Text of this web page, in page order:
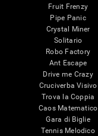
Fruit Frenzy
Pipe Panic
Crystal Miner
Solitario
Robo Factory
Ant Escape
Drive me Crazy
Cruciverba Visivo
Trova la Coppia
Caos Matematico
Gara di Biglie
Tennis Melodico